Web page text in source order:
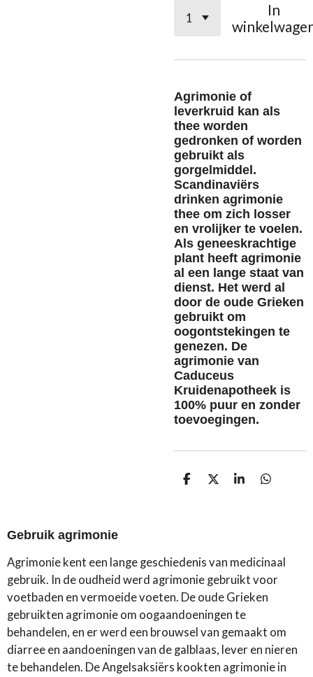
In
Agrimonie of
leverkruid kan als
thee worden
gedronken of worden
gebruikt als
gorgelmiddel.
Scandinaviërs
drinken agrimonie
thee om zich losser
en vrolijker te voelen.
Als geneeskrachtige
plant heeft agrimonie
al een lange staat van
dienst. Het werd al
door de oude Grieken
gebruikt om
oogontstekingen te
genezen. De
agrimonie van
Caduceus
Kruidenapotheek is
100% puur en zonder
toevoegingen.
D
D
S
D
Gebruik agrimonie
Agrimonie kent een lange geschiedenis van medicinaal
gebruik. In de oudheid werd agrimonie gebruikt voor
voetbaden en vermoeide voeten. De oude Grieken
gebruikten agrimonie om oogaandoeningen te
behandelen, en er werd een brouwsel van gemaakt om
diarree en aandoeningen van de galblaas, lever en nieren
te behandelen. De Angelsaksiërs kookten agrimonie in